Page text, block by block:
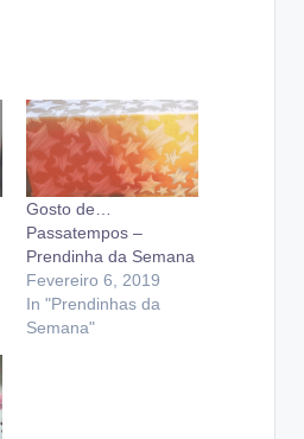
Gosto de…
Passatempos –
Prendinha da Semana
Fevereiro 6, 2019
In "Prendinhas da
Semana"